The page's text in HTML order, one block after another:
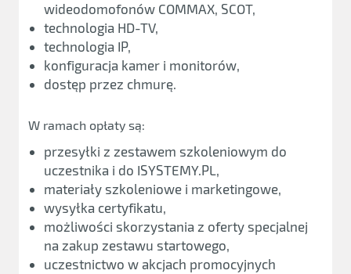
wideodomofonów COMMAX, SCOT,
technologia HD-TV,
technologia IP,
konfiguracja kamer i monitorów,
dostęp przez chmurę.
W ramach opłaty są:
przesyłki z zestawem szkoleniowym do
uczestnika i do ISYSTEMY.PL,
materiały szkoleniowe i marketingowe,
wysyłka certyfikatu,
możliwości skorzystania z oferty specjalnej
na zakup zestawu startowego,
uczestnictwo w akcjach promocyjnych